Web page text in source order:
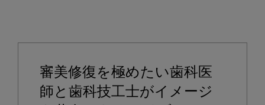
審美修復を極めたい歯科医
師と歯科技工士がイメージ